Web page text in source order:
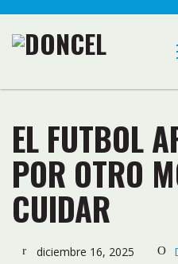
EL FUTBOL
POR OTRO
CUIDAR
diciembre 16, 2025